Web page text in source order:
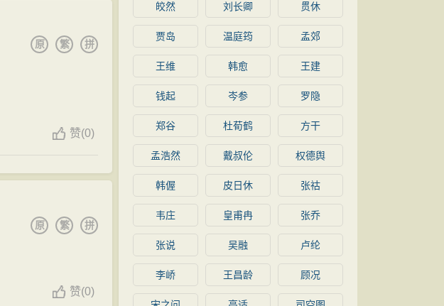
拼
繁
原
赞(0)
拼
繁
原
赞(0)
皎然 刘长卿 贯休
贾岛 温庭筠 孟郊
王维 韩愈 王建
钱起 岑参 罗隐
郑谷 杜荀鹤 方干
孟浩然 戴叔伦 权德舆
韩偓 皮日休 张祜
韦庄 皇甫冉 张乔
张说 吴融 卢纶
李峤 王昌龄 顾况